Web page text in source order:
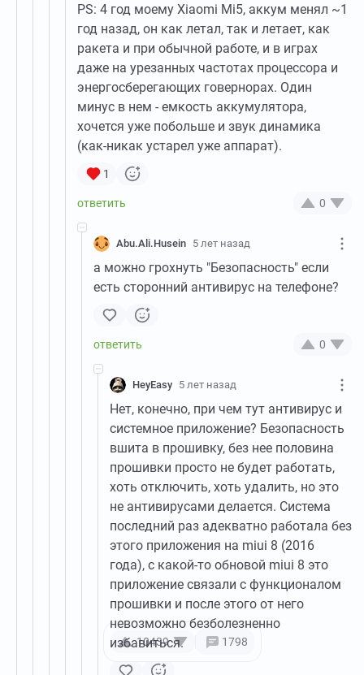
10439 1798
PS: 4 год моему Xiaomi Mi5, аккум менял ~1
год назад, он как летал, так и летает, как
ракета и при обычной работе, и в играх
даже на урезанных частотах процессора и
энергосберегающих говернорах. Один
минус в нем - емкость аккумулятора,
хочется уже побольше и звук динамика
(как-никак устарел уже аппарат).
1
0
Abu.Ali.Husein 5 лет назад
а можно грохнуть "Безопасность" если
есть сторонний антивирус на телефоне?
0
HeyEasy 5 лет назад
Нет, конечно, при чем тут антивирус и
системное приложение? Безопасность
вшита в прошивку, без нее половина
прошивки просто не будет работать,
хоть отключить, хоть удалить, но это
не антивирусами делается. Система
последний раз адекватно работала без
этого приложения на miui 8 (2016
года), с какой-то обновой miui 8 это
приложение связали с функционалом
прошивки и после этого от него
невозможно безболезненно
избавиться.